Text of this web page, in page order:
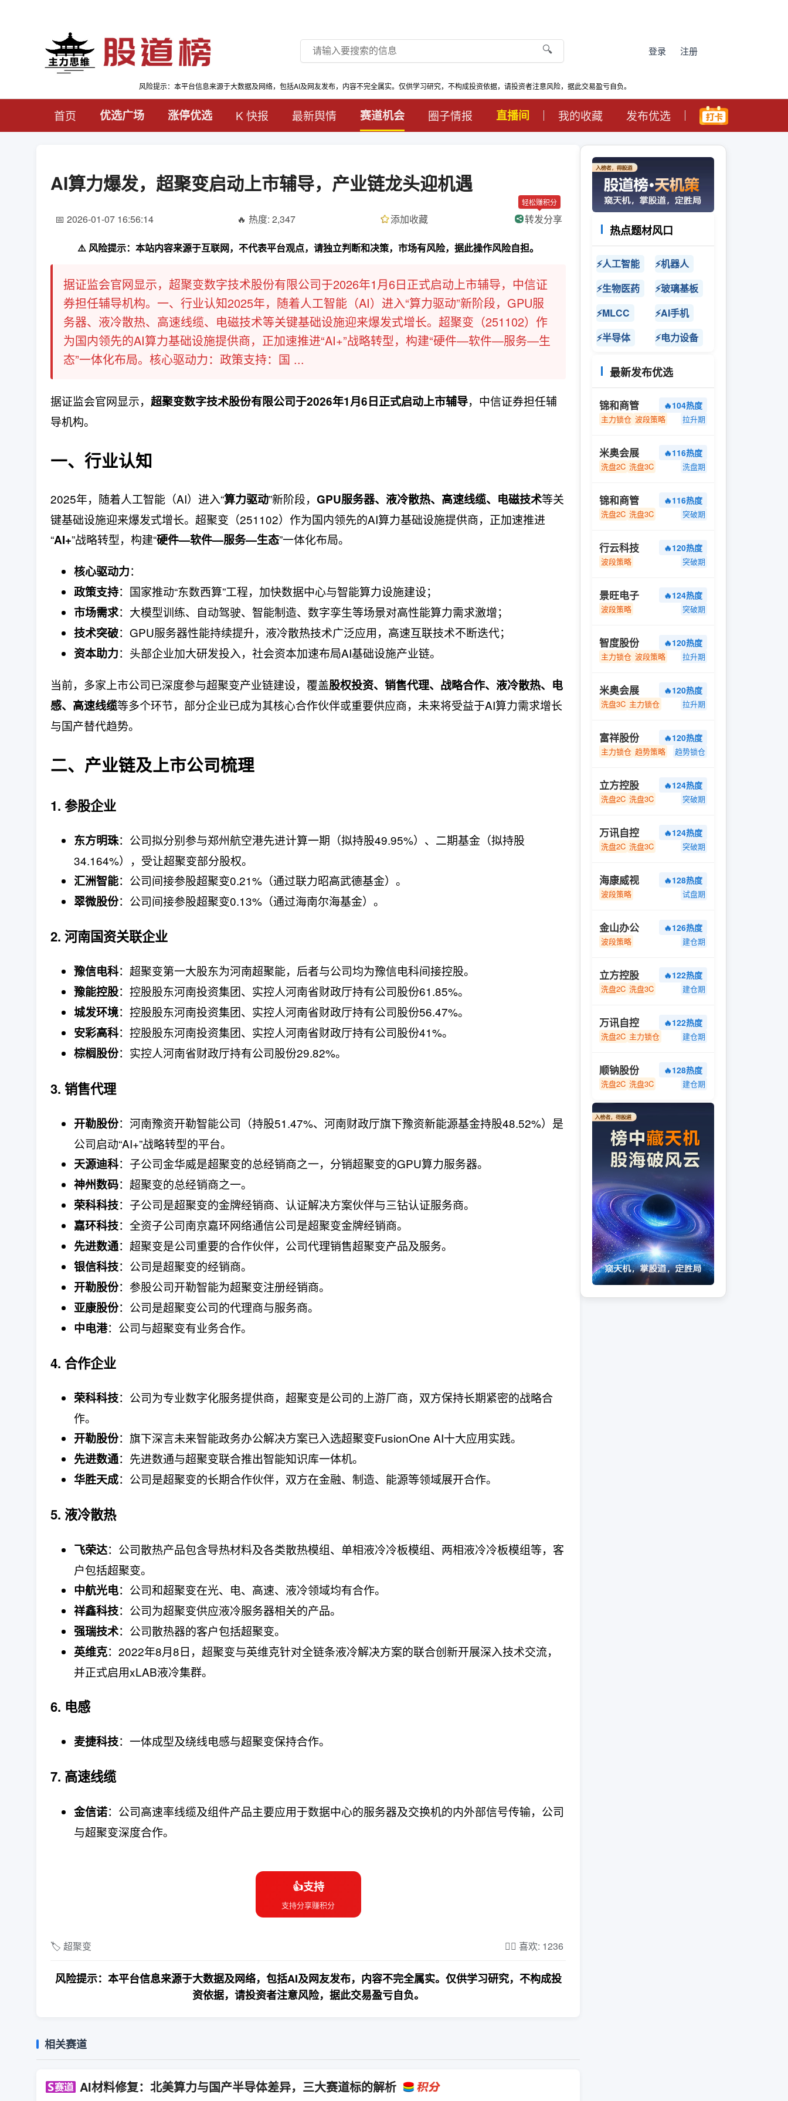
🔍 登录 注册
风险提示：本平台信息来源于大数据及网络，包括AI及网友发布，内容不完全属实。仅供学习研究，不构成投资依据，请投资者注意风险，据此交易盈亏自负。
首页 优选广场 涨停优选 K 快报 最新舆情 赛道机会 圈子情报 直播间 我的收藏 发布优选
AI算力爆发，超聚变启动上市辅导，产业链龙头迎机遇
📅 2026-01-07 16:56:14 🔥 热度: 2,347 添加收藏
轻松赚积分
转发分享
⚠️ 风险提示：本站内容来源于互联网，不代表平台观点，请独立判断和决策，市场有风险，据此操作风险自担。
据证监会官网显示，超聚变数字技术股份有限公司于2026年1月6日正式启动上市辅导，中信证
券担任辅导机构。一、行业认知2025年，随着人工智能（AI）进入“算力驱动”新阶段，GPU服
务器、液冷散热、高速线缆、电磁技术等关键基础设施迎来爆发式增长。超聚变（251102）作
为国内领先的AI算力基础设施提供商，正加速推进“AI+”战略转型，构建“硬件—软件—服务—生
态”一体化布局。核心驱动力：政策支持：国 ...
据证监会官网显示， 超聚变数字技术股份有限公司于2026年1月6日正式启动上市辅导，中信证券担任辅
导机构。
一、行业认知
2025年，随着人工智能（AI）进入“算力驱动”新阶段， GPU服务器、液冷散热、高速线缆、电磁技术等关
键基础设施迎来爆发式增长。超聚变（251102）作为国内领先的AI算力基础设施提供商，正加速推进
“AI+”战略转型，构建“硬件—软件—服务—生态”一体化布局。
核心驱动力：
政策支持：国家推动“东数西算”工程，加快数据中心与智能算力设施建设；
市场需求：大模型训练、自动驾驶、智能制造、数字孪生等场景对高性能算力需求激增；
技术突破：GPU服务器性能持续提升，液冷散热技术广泛应用，高速互联技术不断迭代；
资本助力：头部企业加大研发投入，社会资本加速布局AI基础设施产业链。
当前，多家上市公司已深度参与超聚变产业链建设，覆盖股权投资、销售代理、战略合作、液冷散热、电
感、高速线缆等多个环节，部分企业已成为其核心合作伙伴或重要供应商，未来将受益于AI算力需求增长
与国产替代趋势。
二、产业链及上市公司梳理
1. 参股企业
东方明珠：公司拟分别参与郑州航空港先进计算一期（拟持股49.95%）、二期基金（拟持股
34.164%），受让超聚变部分股权。
汇洲智能：公司间接参股超聚变0.21%（通过联力昭高武德基金）。
翠微股份：公司间接参股超聚变0.13%（通过海南尔海基金）。
2. 河南国资关联企业
豫信电科：超聚变第一大股东为河南超聚能，后者与公司均为豫信电科间接控股。
豫能控股：控股股东河南投资集团、实控人河南省财政厅持有公司股份61.85%。
城发环境：控股股东河南投资集团、实控人河南省财政厅持有公司股份56.47%。
安彩高科：控股股东河南投资集团、实控人河南省财政厅持有公司股份41%。
棕榈股份：实控人河南省财政厅持有公司股份29.82%。
3. 销售代理
开勒股份：河南豫资开勒智能公司（持股51.47%、河南财政厅旗下豫资新能源基金持股48.52%）是
公司启动“AI+”战略转型的平台。
天源迪科：子公司金华威是超聚变的总经销商之一，分销超聚变的GPU算力服务器。
神州数码：超聚变的总经销商之一。
荣科科技：子公司是超聚变的金牌经销商、认证解决方案伙伴与三钻认证服务商。
嘉环科技：全资子公司南京嘉环网络通信公司是超聚变金牌经销商。
先进数通：超聚变是公司重要的合作伙伴，公司代理销售超聚变产品及服务。
银信科技：公司是超聚变的经销商。
开勒股份：参股公司开勒智能为超聚变注册经销商。
亚康股份：公司是超聚变公司的代理商与服务商。
中电港：公司与超聚变有业务合作。
4. 合作企业
荣科科技：公司为专业数字化服务提供商，超聚变是公司的上游厂商，双方保持长期紧密的战略合
作。
开勒股份：旗下深言未来智能政务办公解决方案已入选超聚变FusionOne AI十大应用实践。
先进数通：先进数通与超聚变联合推出智能知识库一体机。
华胜天成：公司是超聚变的长期合作伙伴，双方在金融、制造、能源等领域展开合作。
5. 液冷散热
飞荣达：公司散热产品包含导热材料及各类散热模组、单相液冷冷板模组、两相液冷冷板模组等，客
户包括超聚变。
中航光电：公司和超聚变在光、电、高速、液冷领域均有合作。
祥鑫科技：公司为超聚变供应液冷服务器相关的产品。
强瑞技术：公司散热器的客户包括超聚变。
英维克：2022年8月8日，超聚变与英维克针对全链条液冷解决方案的联合创新开展深入技术交流，
并正式启用xLAB液冷集群。
6. 电感
麦捷科技：一体成型及绕线电感与超聚变保持合作。
7. 高速线缆
金信诺：公司高速率线缆及组件产品主要应用于数据中心的服务器及交换机的内外部信号传输，公司
与超聚变深度合作。
👍支持
支持分享赚积分
🏷️ 超聚变 ❤️‍🔥 喜欢: 1236
风险提示：本平台信息来源于大数据及网络，包括AI及网友发布，内容不完全属实。仅供学习研究，不构成投
资依据，请投资者注意风险，据此交易盈亏自负。
相关赛道
AI材料修复：北美算力与国产半导体差异，三大赛道标的解析
热点题材风口
⚡人工智能
⚡机器人
⚡生物医药
⚡玻璃基板
⚡MLCC
⚡AI手机
⚡半导体
⚡电力设备
最新发布优选
锦和商管 🔥104热度
主力锁仓 波段策略 拉升期
米奥会展 🔥116热度
洗盘2C 洗盘3C 洗盘期
锦和商管 🔥116热度
洗盘2C 洗盘3C 突破期
行云科技 🔥120热度
波段策略 突破期
景旺电子 🔥124热度
波段策略 突破期
智度股份 🔥120热度
主力锁仓 波段策略 拉升期
米奥会展 🔥120热度
洗盘3C 主力锁仓 拉升期
富祥股份 🔥120热度
主力锁仓 趋势策略 趋势锁仓
立方控股 🔥124热度
洗盘2C 洗盘3C 突破期
万讯自控 🔥124热度
洗盘2C 洗盘3C 突破期
海康威视 🔥128热度
波段策略 试盘期
金山办公 🔥126热度
波段策略 建仓期
立方控股 🔥122热度
洗盘2C 洗盘3C 建仓期
万讯自控 🔥122热度
洗盘2C 主力锁仓 建仓期
顺钠股份 🔥128热度
洗盘2C 洗盘3C 建仓期